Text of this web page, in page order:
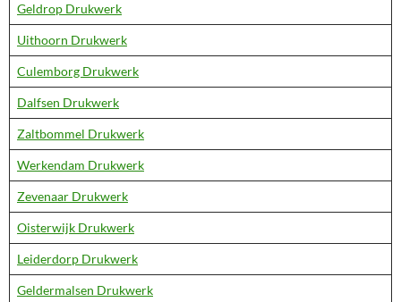
Geldrop Drukwerk
Uithoorn Drukwerk
Culemborg Drukwerk
Dalfsen Drukwerk
Zaltbommel Drukwerk
Werkendam Drukwerk
Zevenaar Drukwerk
Oisterwijk Drukwerk
Leiderdorp Drukwerk
Geldermalsen Drukwerk